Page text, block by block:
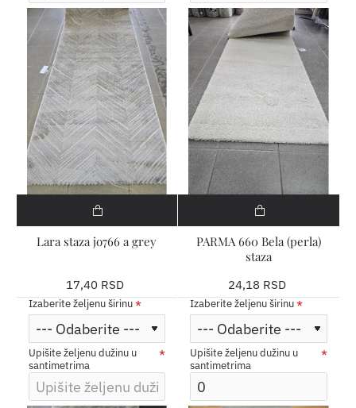
Lara staza jo766 a grey
17,40 RSD
Izaberite željenu širinu
Upišite željenu dužinu u
santimetrima
PARMA 660 Bela (perla)
staza
24,18 RSD
Izaberite željenu širinu
Upišite željenu dužinu u
santimetrima